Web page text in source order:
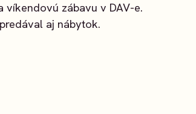
víkendovú zábavu v DAV-e.
aj nábytok.